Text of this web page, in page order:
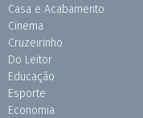
Casa e Acabamento
Cinema
Cruzeirinho
Do Leitor
Educação
Esporte
Economia